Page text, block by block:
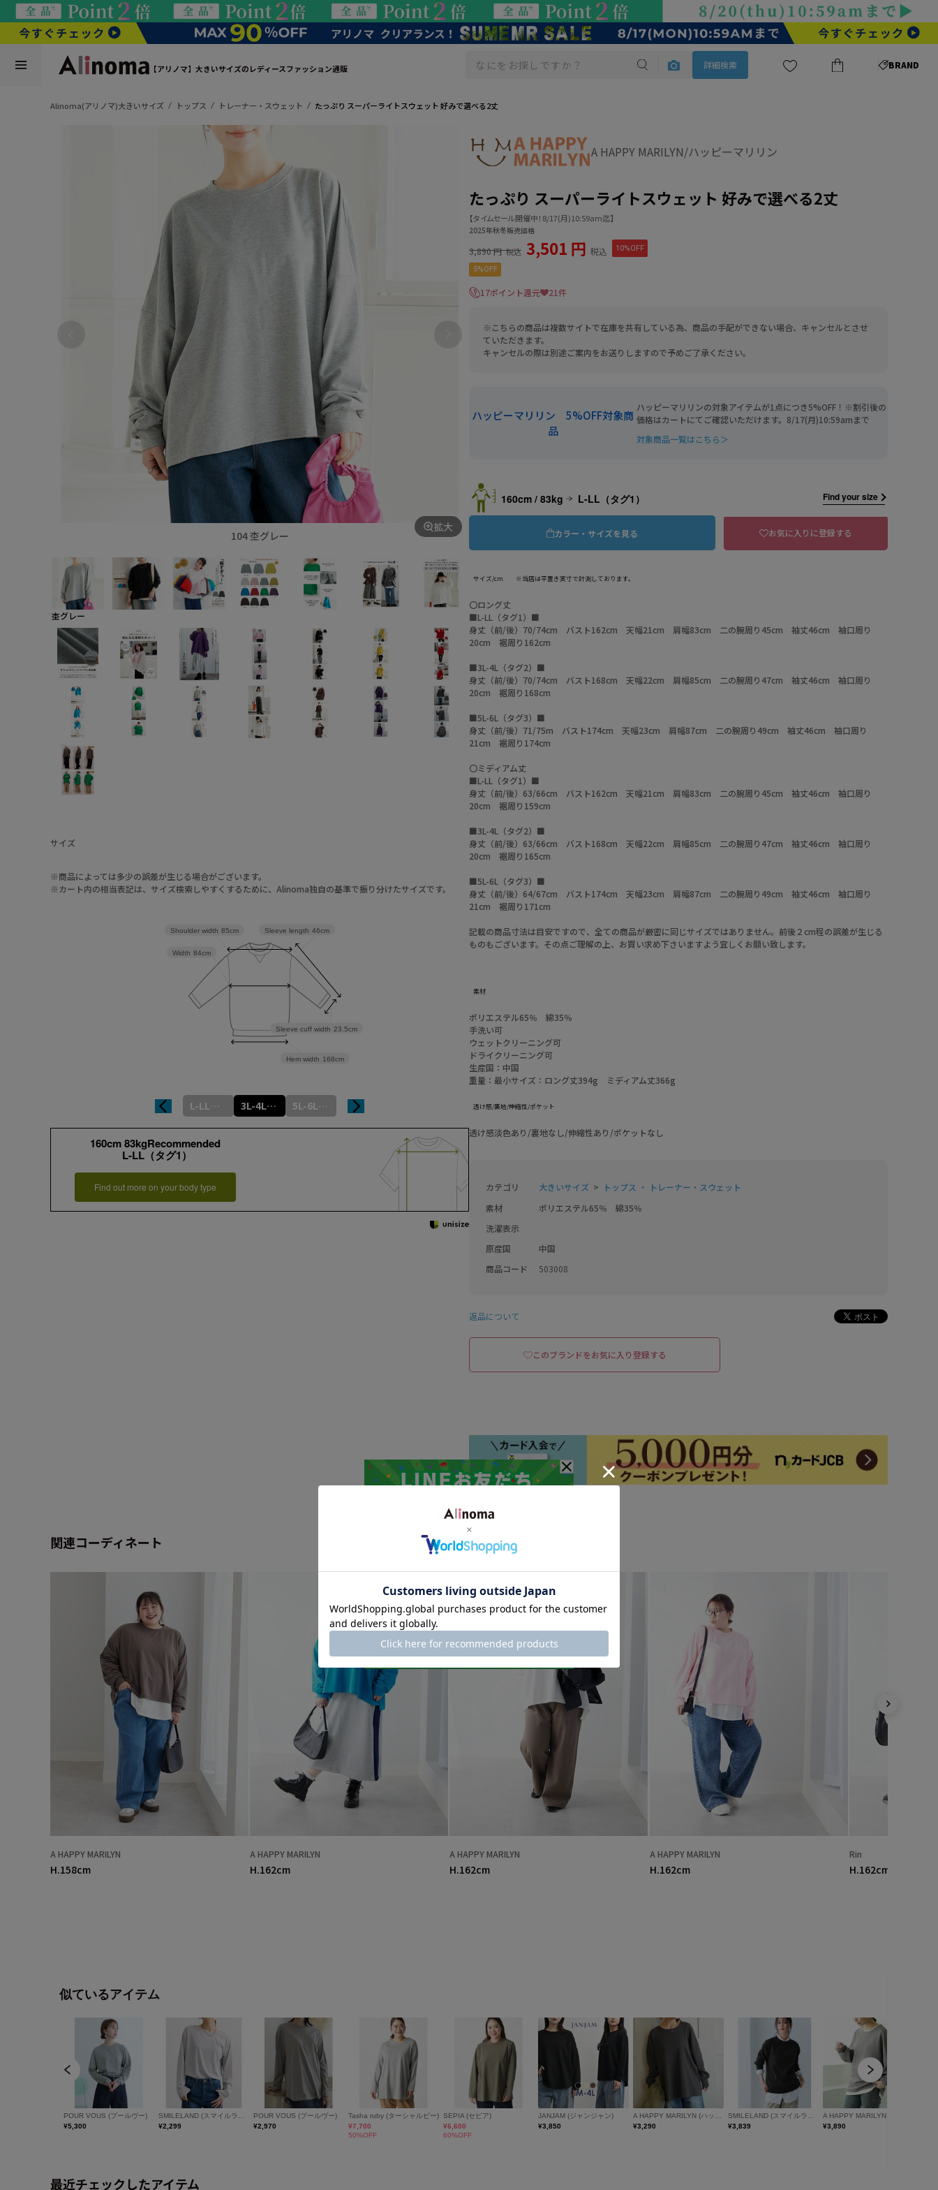
【アリノマ】大きいサイズのレディースファッション通販 詳細検索 BRAND
Alinoma(アリノマ)大きいサイズ トップス トレーナー・スウェット たっぷり スーパーライトスウェット 好みで選べる2丈
104 杢グレー
拡大
杢グレー
サイズ
※商品によっては多少の誤差が生じる場合がございます。
※カート内の相当表記は、サイズ検索しやすくするために、Alinoma独自の基準で振り分けたサイズです。
Hem width 168cm
Sleeve cuff width 23.5cm
Sleeve length 46cm
Width 84cm
Shoulder width 85cm
L-LL（タグ1） 3L-4L（タグ2） 5L-6L（タグ3）
160cm 83kgRecommended
L-LL（タグ1）
Find out more on your body type
A HAPPY MARILYN/ハッピーマリリン
たっぷり スーパーライトスウェット 好みで選べる2丈
【タイムセール開催中！8/17(月)10:59am迄】
2025年秋冬販売価格
3,890 円 税込 3,501 円 税込 10%OFF
5%OFF
17ポイント還元 21件
※こちらの商品は複数サイトで在庫を共有している為、商品の手配ができない場合、キャンセルとさせ
ていただきます。
キャンセルの際は別途ご案内をお送りしますので予めご了承ください。
ハッピーマリリン 5%OFF対象商
品
ハッピーマリリンの対象アイテムが1点につき5%OFF！※割引後の
価格はカートにてご確認いただけます。8/17(月)10:59amまで
対象商品一覧はこちら＞
160cm / 83kg L-LL（タグ1） Find your size
カラー・サイズを見る お気に入りに登録する
サイズ/cm ※当店は平置き実寸で計測しております。
〇ロング丈
■L-LL（タグ1）■
身丈（前/後）70/74cm バスト162cm 天幅21cm 肩幅83cm 二の腕周り45cm 袖丈46cm 袖口周り
20cm 裾周り162cm
■3L-4L（タグ2）■
身丈（前/後）70/74cm バスト168cm 天幅22cm 肩幅85cm 二の腕周り47cm 袖丈46cm 袖口周り
20cm 裾周り168cm
■5L-6L（タグ3）■
身丈（前/後）71/75m バスト174cm 天幅23cm 肩幅87cm 二の腕周り49cm 袖丈46cm 袖口周り
21cm 裾周り174cm
〇ミディアム丈
■L-LL（タグ1）■
身丈（前/後）63/66cm バスト162cm 天幅21cm 肩幅83cm 二の腕周り45cm 袖丈46cm 袖口周り
20cm 裾周り159cm
■3L-4L（タグ2）■
身丈（前/後）63/66cm バスト168cm 天幅22cm 肩幅85cm 二の腕周り47cm 袖丈46cm 袖口周り
20cm 裾周り165cm
■5L-6L（タグ3）■
身丈（前/後）64/67cm バスト174cm 天幅23cm 肩幅87cm 二の腕周り49cm 袖丈46cm 袖口周り
21cm 裾周り171cm
記載の商品寸法は目安ですので、全ての商品が厳密に同じサイズではありません。前後２cm程の誤差が生じる
ものもございます。その点ご理解の上、お買い求め下さいますよう宜しくお願い致します。
素材
ポリエステル65％ 綿35％
手洗い可
ウェットクリーニング可
ドライクリーニング可
生産国：中国
重量：最小サイズ：ロング丈394g ミディアム丈366g
透け感/裏地/伸縮性/ポケット
透け感淡色あり/裏地なし/伸縮性あり/ポケットなし
カテゴリ 大きいサイズ
トップス ・ トレーナー・スウェット
素材
ポリエステル65％　綿35％
洗濯表示
原産国
中国
商品コード
503008
返品について
このブランドをお気に入り登録する
関連コーディネート
A HAPPY MARILYN
H.158cm
A HAPPY MARILYN
H.162cm
A HAPPY MARILYN
H.162cm
A HAPPY MARILYN
H.162cm
Rin
H.162cm
最近チェックしたアイテム